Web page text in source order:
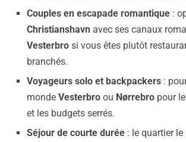
Couples en escapade romantique :
Christianshavn avec ses canaux
Vesterbro si vous êtes plutôt
branchés.
Voyageurs solo et backpackers :
monde Vesterbro ou Nørrebro pour
et les budgets serrés.
Séjour de courte durée : le quartier